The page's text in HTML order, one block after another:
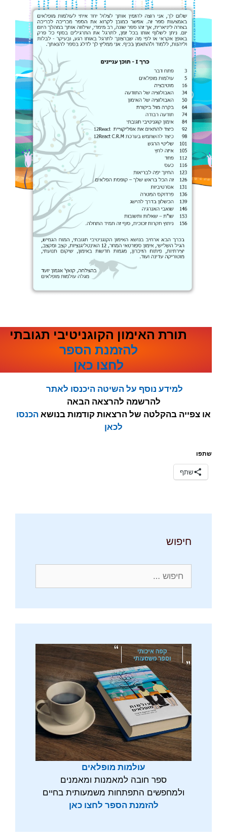
תורת האימון הקוגניטיבי תגובתי
להזמנת הספר
לחצו כאן
למידע נוסף על השיטה היכנסו לאתר
להרשמה להרצאה הבאה
או צפייה בהקלטה של הרצאות קודמות בנושאהכנסו
לכאן
שתפו
שתף
חיפוש
עולמות מופלאים
ספר חובה למאמנות ומאמנים
ולמחפשים התפתחות משמעותית בחיים
להזמנת הספר לחצו כאן